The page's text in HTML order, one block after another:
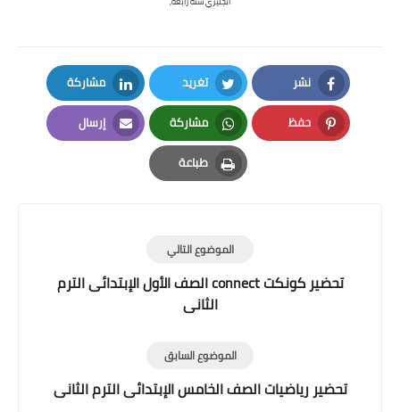
نشر
Facebook
تغريد
Twitter
مشاركة
LinkedIn
حفظ
Pinterest
مشاركة
Whatsapp
إرسال
Email
طباعة
Print
الموضوع التالي
تحضير كونكت connect الصف الأول الإبتدائى الترم
الثانى
الموضوع السابق
تحضير رياضيات الصف الخامس الإبتدائى الترم الثانى